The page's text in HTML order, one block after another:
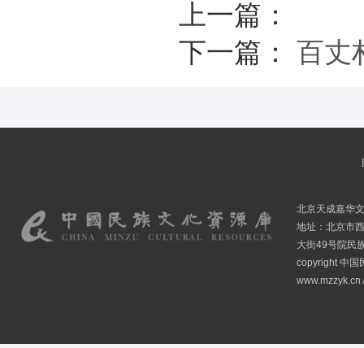
上一篇：
下一篇： 百丈
北京天成嘉华
地址：北京市
大街49号院民
copyright 中国